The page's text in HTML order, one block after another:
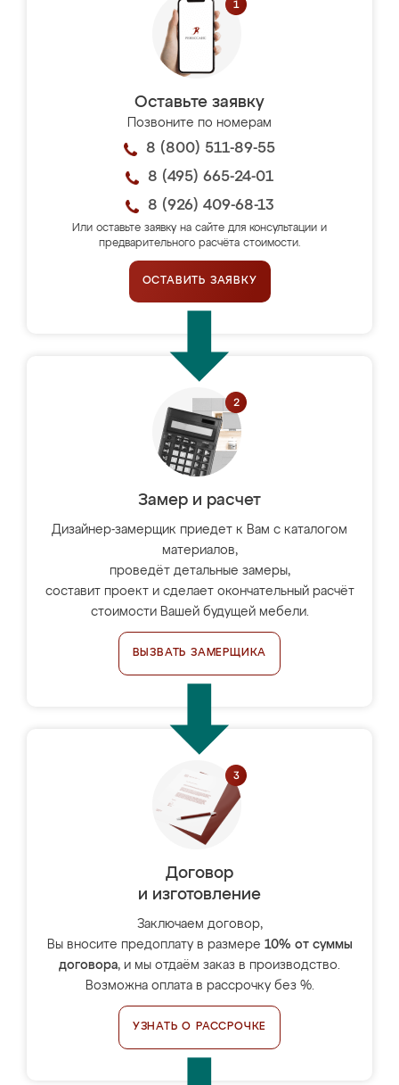
Оставьте заявку
Позвоните по номерам
8 (800) 511-89-55
8 (495) 665-24-01
8 (926) 409-68-13
Или оставьте заявку на сайте для консультации и
предварительного расчёта стоимости.
ОСТАВИТЬ ЗАЯВКУ
Замер и расчет
Дизайнер-замерщик приедет к Вам с каталогом
материалов,
проведёт детальные замеры,
составит проект и сделает окончательный расчёт
стоимости Вашей будущей мебели.
ВЫЗВАТЬ ЗАМЕРЩИКА
Договор
и изготовление
Заключаем договор,
Вы вносите предоплату в размере 10% от суммы
договора, и мы отдаём заказ в производство.
Возможна оплата в рассрочку без %.
УЗНАТЬ О РАССРОЧКЕ